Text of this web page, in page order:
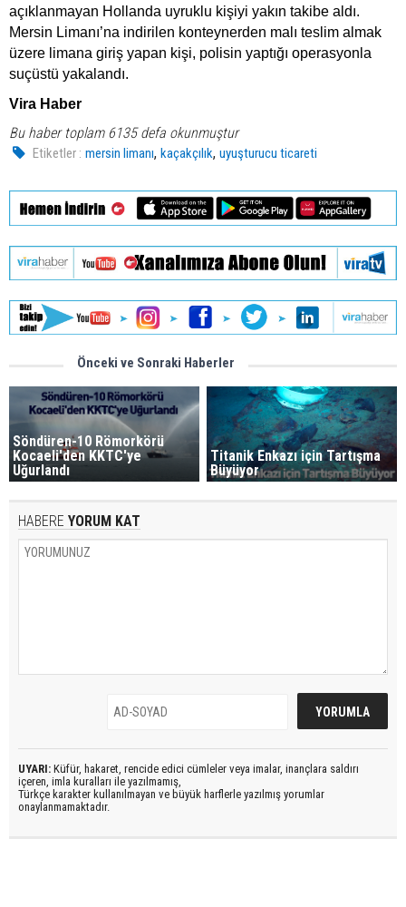
açıklanmayan Hollanda uyruklu kişiyi yakın takibe aldı.
Mersin Limanı’na indirilen konteynerden malı teslim almak
üzere limana giriş yapan kişi, polisin yaptığı operasyonla
suçüstü yakalandı.
Vira Haber
Bu haber toplam 6135 defa okunmuştur
Etiketler : mersin limanı,kaçakçılık,uyuşturucu ticareti
Önceki ve Sonraki Haberler
Söndüren-10 Römorkörü
Kocaeli'den KKTC'ye
Uğurlandı
Titanik Enkazı için Tartışma
Büyüyor
HABERE YORUM KAT
UYARI: Küfür, hakaret, rencide edici cümleler veya imalar, inançlara saldırı
içeren, imla kuralları ile yazılmamış,
Türkçe karakter kullanılmayan ve büyük harflerle yazılmış yorumlar
onaylanmamaktadır.